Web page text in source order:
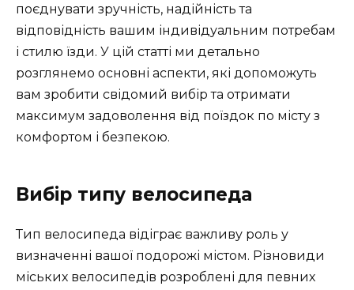
поєднувати зручність, надійність та
відповідність вашим індивідуальним потребам
і стилю їзди. У цій статті ми детально
розглянемо основні аспекти, які допоможуть
вам зробити свідомий вибір та отримати
максимум задоволення від поїздок по місту з
комфортом і безпекою.
Вибір типу велосипеда
Тип велосипеда відіграє важливу роль у
визначенні вашої подорожі містом. Різновиди
міських велосипедів розроблені для певних